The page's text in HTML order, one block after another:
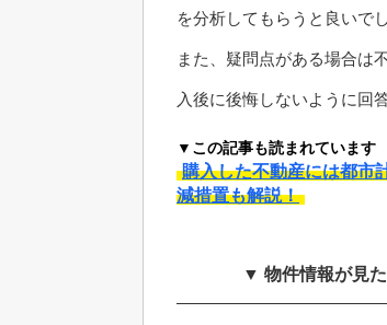
を分析してもらうと良いでし
また、疑問点がある場合は
入後に後悔しないように回
▼この記事も読まれています
購入した不動産には都市
減措置も解説！
▼ 物件情報が見